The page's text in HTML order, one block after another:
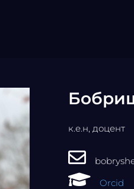
к.е.н, доцент
Orcid